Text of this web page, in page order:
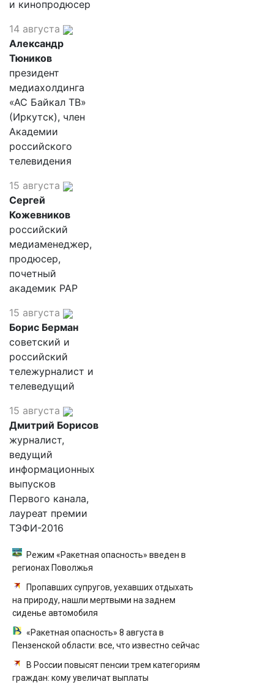
и кинопродюсер
14 августа
Александр
Тюников
президент
медиахолдинга
«АС Байкал ТВ»
(Иркутск), член
Академии
российского
телевидения
15 августа
Сергей
Кожевников
российский
медиаменеджер,
продюсер,
почетный
академик РАР
15 августа
Борис Берман
советский и
российский
тележурналист и
телеведущий
15 августа
Дмитрий Борисов
журналист,
ведущий
информационных
выпусков
Первого канала,
лауреат премии
ТЭФИ-2016
Режим «Ракетная опасность» введен в
регионах Поволжья
Пропавших супругов, уехавших отдыхать
на природу, нашли мертвыми на заднем
сиденье автомобиля
«Ракетная опасность» 8 августа в
Пензенской области: все, что известно сейчас
В России повысят пенсии трем категориям
граждан: кому увеличат выплаты